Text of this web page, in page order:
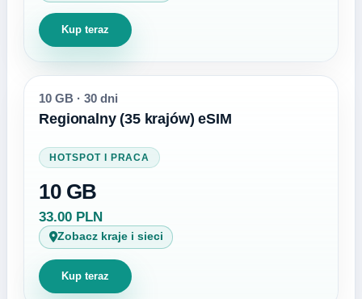
Kup teraz
10 GB · 30 dni
Regionalny (35 krajów) eSIM
HOTSPOT I PRACA
10 GB
33.00 PLN
Zobacz kraje i sieci
Kup teraz